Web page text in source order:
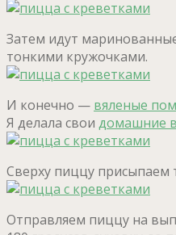
Затем идут
тонкими кружочками.
И конечно — вяленые
Я делала свои домашние
Сверху пиццу присыпаем
Отправляем пиццу на